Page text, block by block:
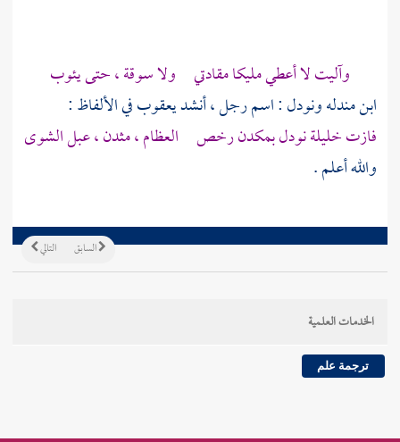
وآليت لا أعطي مليكا مقادتي ولا سوقة ، حتى يئوب
ابن مندلهونودل: اسم رجل ، أنشديعقوبفي الألفاظ :
فازت خليلة نودل بمكدن رخص العظام ، مثدن ، عبل الشوى
والله أعلم .
التالي السابق
الخدمات العلمية
ترجمة علم